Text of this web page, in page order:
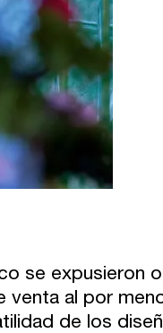
se expusieron
venta al por
de los